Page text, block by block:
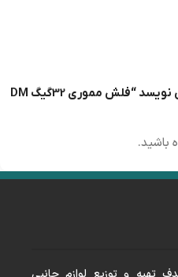
اولین کسی باشید که دیدگاهی می نویسد “فلش مموری 32گیگ DM
باشید.